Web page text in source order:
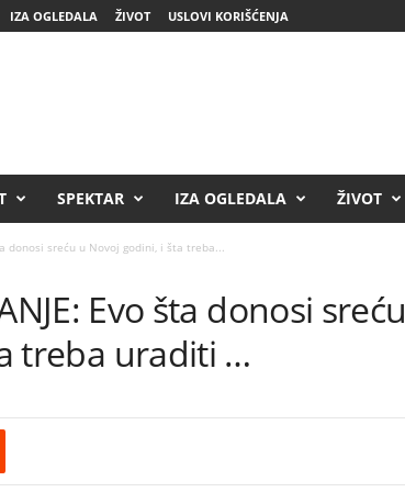
IZA OGLEDALA ŽIVOT USLOVI KORIŠĆENJA
SPEKTAR IZA OGLEDALA ŽIVOT
donosi sreću u Novoj godini, i šta treba...
Evo šta donosi sreću
treba uraditi …